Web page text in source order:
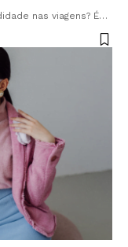
nas viagens? É…